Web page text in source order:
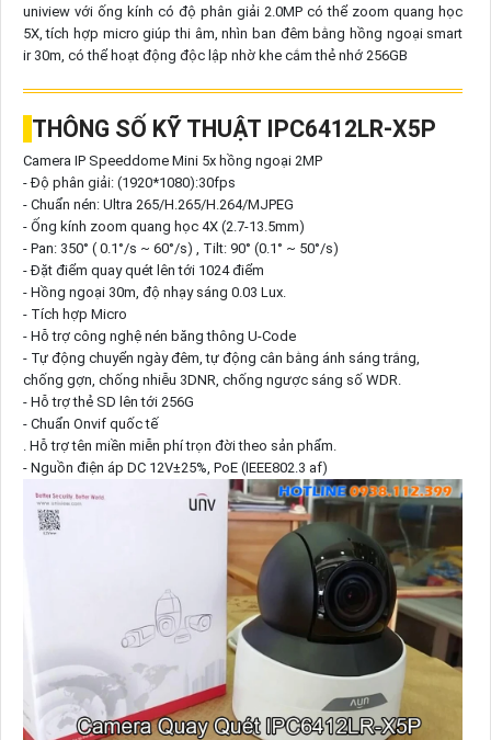
uniview với ống kính có độ phân giải 2.0MP có thể zoom quang học
5X, tích hợp micro giúp thi âm, nhìn ban đêm bằng hồng ngoại smart
ir 30m, có thể hoạt động độc lập nhờ khe cắm thẻ nhớ 256GB
THÔNG SỐ KỸ THUẬT IPC6412LR-X5P
Camera IP Speeddome Mini 5x hồng ngoại 2MP
- Độ phân giải: (1920*1080):30fps
- Chuẩn nén: Ultra 265/H.265/H.264/MJPEG
- Ống kính zoom quang học 4X (2.7-13.5mm)
- Pan: 350° ( 0.1°/s ~ 60°/s) , Tilt: 90° (0.1° ~ 50°/s)
- Đặt điểm quay quét lên tới 1024 điểm
- Hồng ngoại 30m, độ nhạy sáng 0.03 Lux.
- Tích hợp Micro
- Hỗ trợ công nghệ nén băng thông U-Code
- Tự động chuyển ngày đêm, tự động cân bằng ánh sáng trắng,
chống gợn, chống nhiễu 3DNR, chống ngược sáng số WDR.
- Hỗ trợ thẻ SD lên tới 256G
- Chuẩn Onvif quốc tế
. Hỗ trợ tên miền miễn phí trọn đời theo sản phẩm.
- Nguồn điện áp DC 12V±25%, PoE (IEEE802.3 af)